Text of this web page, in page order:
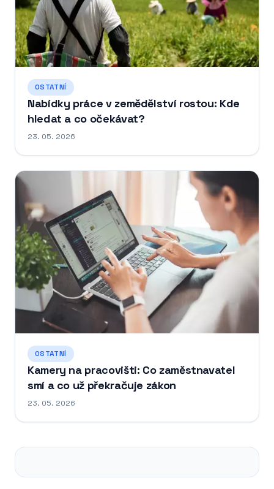
OSTATNÍ
Nabídky práce v zemědělství rostou: Kde
hledat a co očekávat?
23. 05. 2026
OSTATNÍ
Kamery na pracovišti: Co zaměstnavatel
smí a co už překračuje zákon
23. 05. 2026